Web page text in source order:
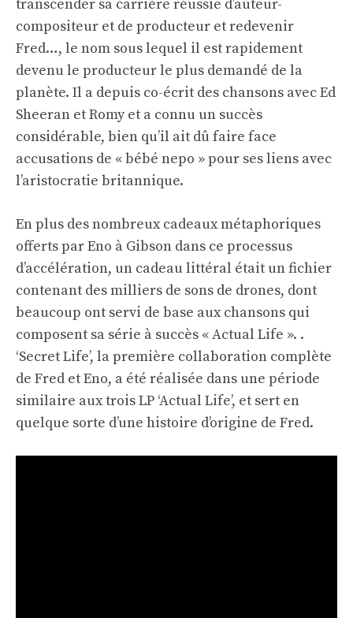
transcender sa carrière réussie d’auteur-
compositeur et de producteur et redevenir
Fred…, le nom sous lequel il est rapidement
devenu le producteur le plus demandé de la
planète. Il a depuis co-écrit des chansons avec Ed
Sheeran et Romy et a connu un succès
considérable, bien qu’il ait dû faire face
accusations de « bébé nepo »pour ses liens avec
l’aristocratie britannique.
En plus des nombreux cadeaux métaphoriques
offerts par Eno à Gibson dans ce processus
d’accélération, un cadeau littéral était un fichier
contenant des milliers de sons de drones, dont
beaucoup ont servi de base aux chansons qui
composent sa série à succès « Actual Life ». .
‘Secret Life’, la première collaboration complète
de Fred et Eno, a été réalisée dans une période
similaire aux trois LP ‘Actual Life’, et sert en
quelque sorte d’une histoire d’origine de Fred.